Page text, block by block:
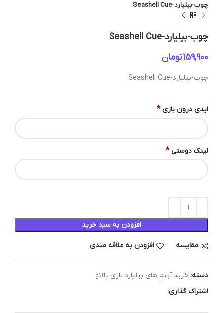
چوب-بیلیارد-Seashell Cue
چوب-بیلیارد-Seashell Cue
تومان
چوب-بیلیارد-Seashell Cue
ایدی درون بازی *
لینک دوستی *
افزودن به سبد خرید
مقایسه افزودن به علاقه مندی
دسته: خرید آیتم های بیلیارد بازی پلاتو
اشتراک گذاری: